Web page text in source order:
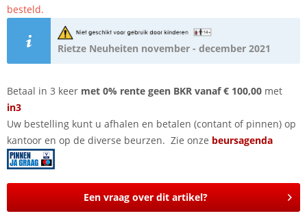
besteld.
Rietze Neuheiten november - december 2021
Betaal in 3 keer met 0% rente geen BKR vanaf € 100,00 met
in3
Uw bestelling kunt u afhalen en betalen (contant of pinnen) op
kantoor en op de diverse beurzen. Zie onze beursagenda
Een vraag over dit artikel?